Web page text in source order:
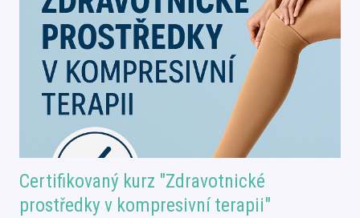
Certifikovaný kurz "Zdravotnické
prostředky v kompresivní terapii"